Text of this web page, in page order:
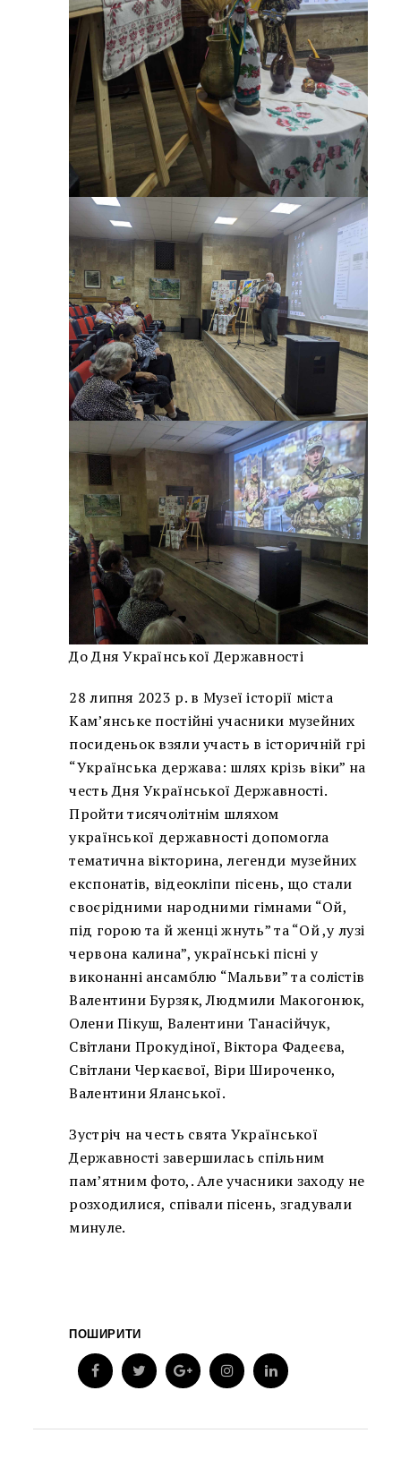
До Дня Української Державності
28 липня 2023 р. в Музеї історії міста
Кам’янське постійні учасники музейних
посиденьок взяли участь в історичній грі
“Українська держава: шлях крізь віки” на
честь Дня Української Державності.
Пройти тисячолітнім шляхом
української державності допомогла
тематична вікторина, легенди музейних
експонатів, відеокліпи пісень, що стали
своєрідними народними гімнами “Ой,
під горою та й женці жнуть” та “Ой ,у лузі
червона калина”, українські пісні у
виконанні ансамблю “Мальви” та солістів
Валентини Бурзяк, Людмили Макогонюк,
Олени Пікуш, Валентини Танасійчук,
Світлани Прокудіної, Віктора Фадеєва,
Світлани Черкаєвої, Віри Широченко,
Валентини Яланської.
Зустріч на честь свята Української
Державності завершилась спільним
пам’ятним фото,. Але учасники заходу не
розходилися, співали пісень, згадували
минуле.
ПОШИРИТИ